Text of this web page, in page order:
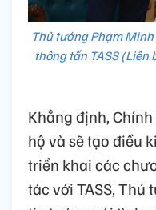
Thủ tướng Phạm